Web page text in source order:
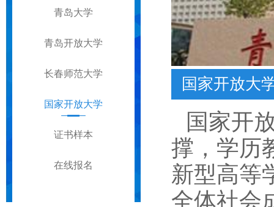
青岛大学
青岛开放大学
长春师范大学
国家开放大学
证书样本
在线报名
国家开放大
国家开
撑，学历
新型高等
全体社会